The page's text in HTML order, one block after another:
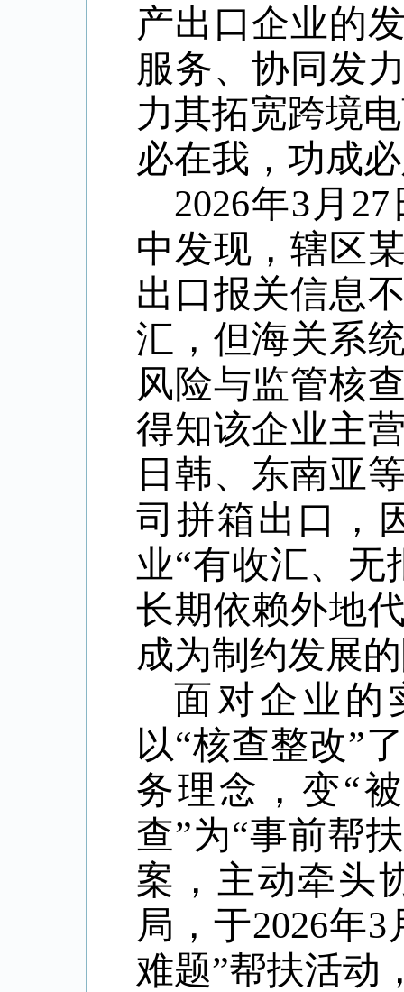
产出口企业的
服务、协同发
力其拓宽跨境
必在我，功成
2026年3月27
中发现，辖区
出口报关信息
汇，但海关系
风险与监管核
得知该企业主
日韩、东南亚
司拼箱出口，
业“有收汇、无
长期依赖外地
成为制约发展
面对企业的
以“核查整改”
务理念，变“
查”为“事前帮
案，主动牵头
局，于2026年3
难题”帮扶活动